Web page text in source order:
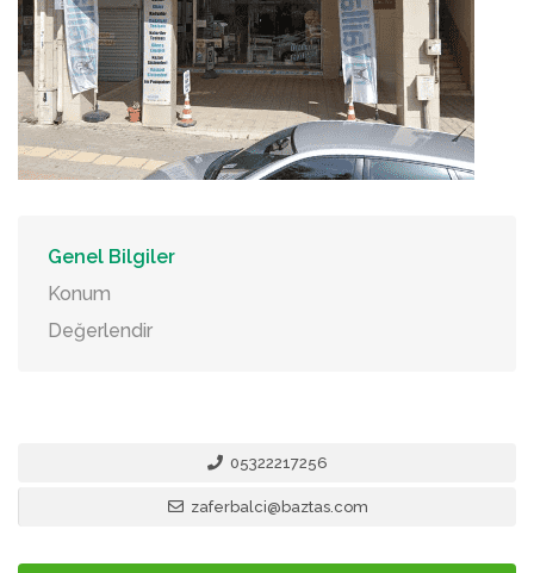
Genel Bilgiler
Konum
Değerlendir
05322217256
zaferbalci@baztas.com